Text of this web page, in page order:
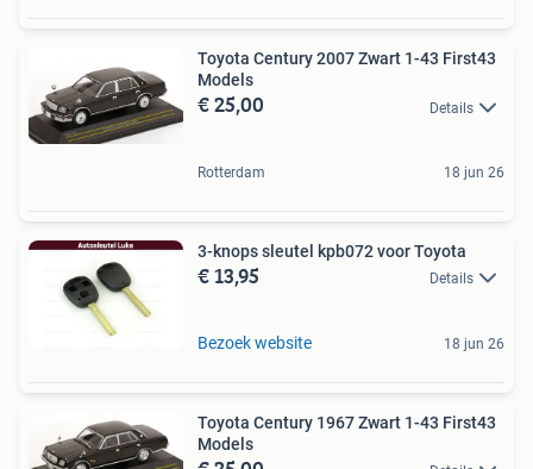
Toyota Century 2007 Zwart 1-43 First43
Models
€ 25,00 Details
Rotterdam 18 jun 26
3-knops sleutel kpb072 voor Toyota
€ 13,95 Details
Bezoek website 18 jun 26
Toyota Century 1967 Zwart 1-43 First43
Models